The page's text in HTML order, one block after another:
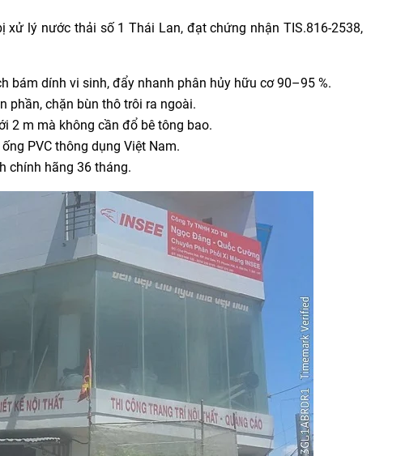
lý nước thải số 1 Thái Lan, đạt chứng nhận TIS.816-2538,
bám dính vi sinh, đẩy nhanh phân hủy hữu cơ 90–95 %.
phần, chặn bùn thô trôi ra ngoài.
2 m mà không cần đổ bê tông bao.
PVC thông dụng Việt Nam.
chính hãng 36 tháng.